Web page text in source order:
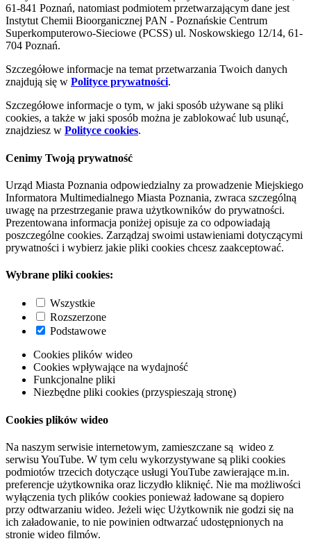
61-841 Poznań, natomiast podmiotem przetwarzającym dane jest
Instytut Chemii Bioorganicznej PAN - Poznańskie Centrum
Superkomputerowo-Sieciowe (PCSS) ul. Noskowskiego 12/14, 61-
704 Poznań.
Szczegółowe informacje na temat przetwarzania Twoich danych
znajdują się w Polityce prywatności.
Szczegółowe informacje o tym, w jaki sposób używane są pliki
cookies, a także w jaki sposób można je zablokować lub usunąć,
znajdziesz w Polityce cookies.
Cenimy Twoją prywatność
Urząd Miasta Poznania odpowiedzialny za prowadzenie Miejskiego
Informatora Multimedialnego Miasta Poznania, zwraca szczególną
uwagę na przestrzeganie prawa użytkowników do prywatności.
Prezentowana informacja poniżej opisuje za co odpowiadają
poszczególne cookies. Zarządzaj swoimi ustawieniami dotyczącymi
prywatności i wybierz jakie pliki cookies chcesz zaakceptować.
Wybrane pliki cookies:
Wszystkie
Rozszerzone
Podstawowe
Cookies plików wideo
Cookies wpływające na wydajność
Funkcjonalne pliki
Niezbędne pliki cookies (przyspieszają stronę)
Cookies plików wideo
Na naszym serwisie internetowym, zamieszczane są wideo z
serwisu YouTube. W tym celu wykorzystywane są pliki cookies
podmiotów trzecich dotyczące usługi YouTube zawierające m.in.
preferencje użytkownika oraz liczydło kliknięć. Nie ma możliwości
wyłączenia tych plików cookies ponieważ ładowane są dopiero
przy odtwarzaniu wideo. Jeżeli więc Użytkownik nie godzi się na
ich załadowanie, to nie powinien odtwarzać udostępnionych na
stronie wideo filmów.